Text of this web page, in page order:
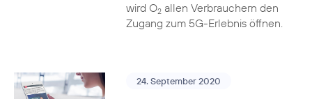
wird O2allen Verbrauchern den
Zugang zum 5G-Erlebnis öffnen.
24. September 2020